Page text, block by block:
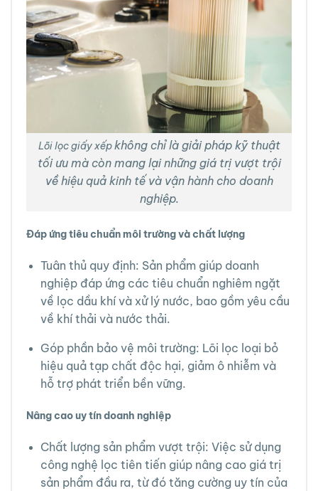
Lõi lọc giấy xếpkhông chỉ là giải pháp kỹ thuật
tối ưu mà còn mang lại những giá trị vượt trội
về hiệu quả kinh tế và vận hành cho doanh
nghiệp.
Đáp ứng tiêu chuẩn môi trường và chất lượng
Tuân thủ quy định: Sản phẩm giúp doanh
nghiệp đáp ứng các tiêu chuẩn nghiêm ngặt
về lọc dầu khí và xử lý nước, bao gồm yêu cầu
về khí thải và nước thải.
Góp phần bảo vệ môi trường: Lõi lọc loại bỏ
hiệu quả tạp chất độc hại, giảm ô nhiễm và
hỗ trợ phát triển bền vững.
Nâng cao uy tín doanh nghiệp
Chất lượng sản phẩm vượt trội: Việc sử dụng
công nghệ lọc tiên tiến giúp nâng cao giá trị
sản phẩm đầu ra, từ đó tăng cường uy tín của